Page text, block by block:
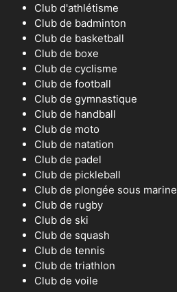
Club d'athlétisme
Club de badminton
Club de basketball
Club de boxe
Club de cyclisme
Club de football
Club de gymnastique
Club de handball
Club de moto
Club de natation
Club de padel
Club de pickleball
Club de plongée sous marine
Club de rugby
Club de ski
Club de squash
Club de tennis
Club de triathlon
Club de voile